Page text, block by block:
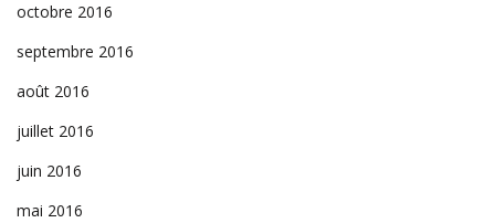
octobre 2016
septembre 2016
août 2016
juillet 2016
juin 2016
mai 2016